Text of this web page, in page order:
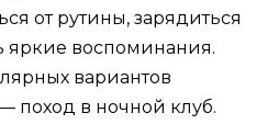
от рутины, зарядиться
яркие воспоминания.
вариантов
поход в ночной клуб.